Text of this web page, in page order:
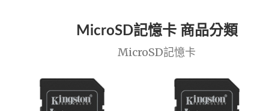
MicroSD記憶卡 商品分類
MicroSD記憶卡